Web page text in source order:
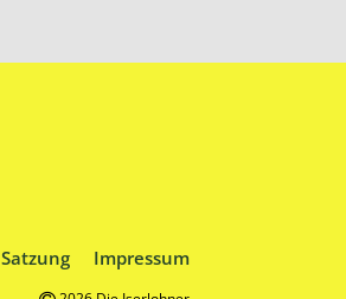
Satzung Impressum